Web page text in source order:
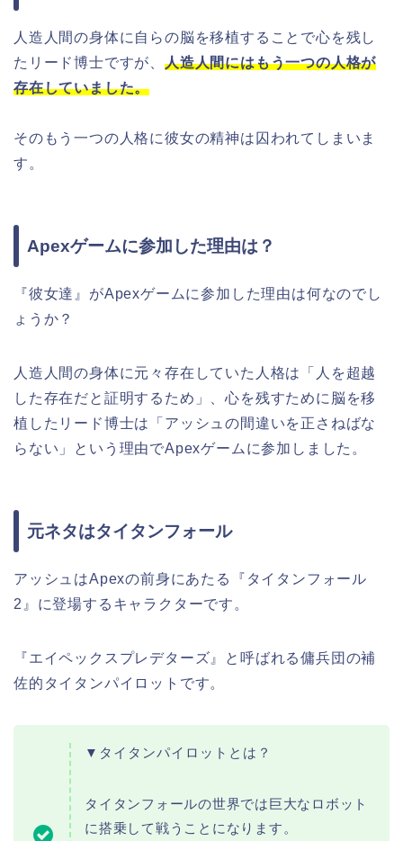
人造人間の身体に自らの脳を移植することで心を残し
たリード博士ですが、 人造人間にはもう一つの人格が
存在していました。
そのもう一つの人格に彼女の精神は囚われてしまいま
す。
Apexゲームに参加した理由は？
『彼女達』がApexゲームに参加した理由は何なのでし
ょうか？
人造人間の身体に元々存在していた人格は「人を超越
した存在だと証明するため」、心を残すために脳を移
植したリード博士は「アッシュの間違いを正さねばな
らない」という理由でApexゲームに参加しました。
元ネタはタイタンフォール
アッシュはApexの前身にあたる『タイタンフォール
2』に登場するキャラクターです。
『エイペックスプレデターズ』と呼ばれる傭兵団の補
佐的タイタンパイロットです。
▼タイタンパイロットとは？
タイタンフォールの世界では巨大なロボット
に搭乗して戦うことになります。